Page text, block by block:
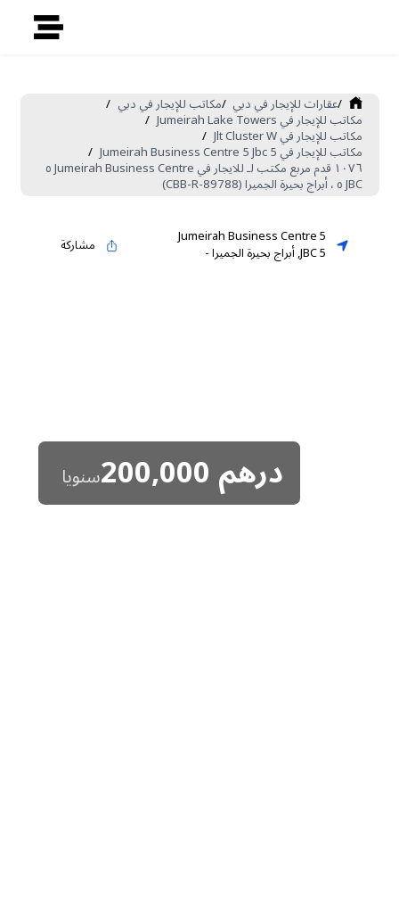
/عقارات للإيجار في دبي /مكاتب للإيجار في دبي /
مكاتب للإيجار في Jumeirah Lake Towers /
مكاتب للإيجار في Jlt Cluster W /
مكاتب للإيجار في Jumeirah Business Centre 5 Jbc 5 /
١٠٧٦ قدم مربع مكتب لـ للايجار في Jumeirah Business Centre ٥
JBC ٥ ، أبراج بحيرة الجميرا (CBB-R-89788)
Jumeirah Business Centre 5
JBC 5
,أبراج بحيرة الجميرا- مشاركة
درهم200,000سنويا